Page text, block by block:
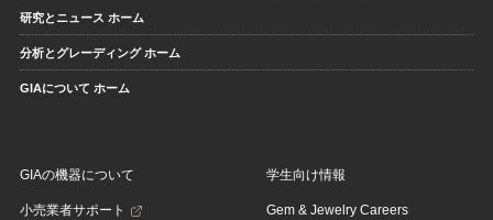
研究とニュース ホーム
分析とグレーディング ホーム
GIAについて ホーム
GIAの機器について
小売業者サポート
学生向け情報
Gem & Jewelry Careers